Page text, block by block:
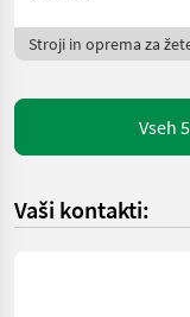
Stroji in oprema za
Vseh
Vaši kontakti: